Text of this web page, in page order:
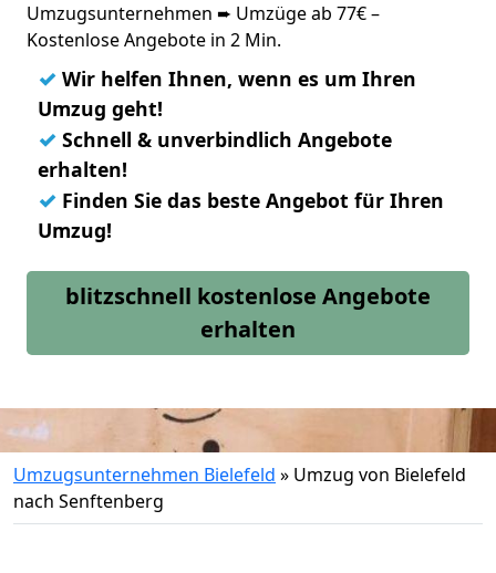
Umzugsunternehmen ➨ Umzüge ab 77€ –
Kostenlose Angebote in 2 Min.
✓ Wir helfen Ihnen, wenn es um Ihren
Umzug geht!
✓ Schnell & unverbindlich Angebote
erhalten!
✓ Finden Sie das beste Angebot für Ihren
Umzug!
blitzschnell kostenlose Angebote
erhalten
Umzugsunternehmen Bielefeld » Umzug von Bielefeld
nach Senftenberg